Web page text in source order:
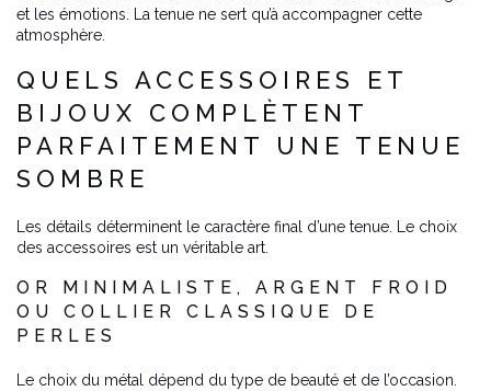
et les émotions. La tenue ne sert qu’à accompagner cette
atmosphère.
QUELS ACCESSOIRES ET
BIJOUX COMPLÈTENT
PARFAITEMENT UNE TENUE
SOMBRE
Les détails déterminent le caractère final d’une tenue. Le choix
des accessoires est un véritable art.
OR MINIMALISTE, ARGENT FROID
OU COLLIER CLASSIQUE DE
PERLES
Le choix du métal dépend du type de beauté et de l’occasion.